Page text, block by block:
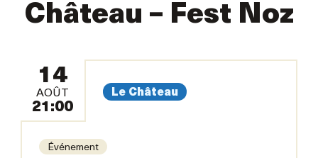
Château – Fest Noz
14
AOÛT
21:00
Le Château
Événement